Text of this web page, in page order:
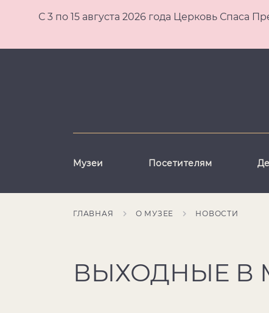
С 3 по 15 августа 2026 года Церковь
Музеи Посетителям
ГЛАВНАЯ О МУЗЕЕ НОВОСТИ
ВЫХОДНЫЕ В